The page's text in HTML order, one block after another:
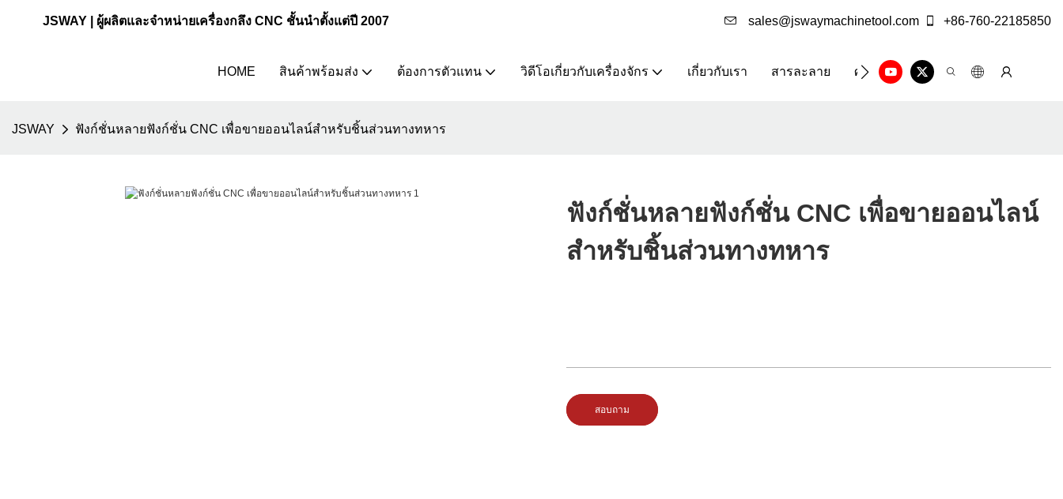
JSWAY | ผู้ผลิตและจำหน่ายเครื่องกลึง CNC ชั้นนำตั้งแต่ปี 2007 sales@jswaymachinetool.com +86-760-22185850
HOME สินค้าพร้อมส่ง ต้องการตัวแทน วิดีโอเกี่ยวกับเครื่องจักร เกี่ยวกับเรา สารละลาย ศูนย์ข้อมูล ติดต่อเรา
JSWAY ฟังก์ชั่นหลายฟังก์ชั่น CNC เพื่อขายออนไลน์สำหรับชิ้นส่วนทางทหาร
ฟังก์ชั่นหลายฟังก์ชั่น CNC เพื่อขายออนไลน์
สำหรับชิ้นส่วนทางทหาร
สอบถาม